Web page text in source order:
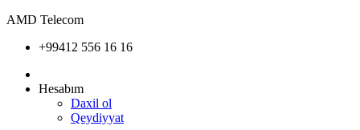
AMD Telecom
+99412 556 16 16
Hesabım
Daxil ol
Qeydiyyat